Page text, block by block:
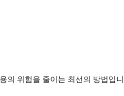
의 위험을 줄이는 최선의 방법입니